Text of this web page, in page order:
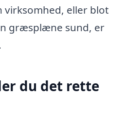
eller blot
græsplæne sund, er
du det rette